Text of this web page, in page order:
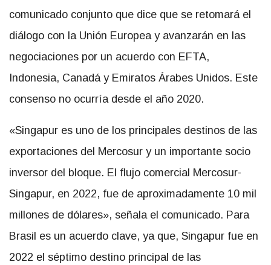
comunicado conjunto que dice que se retomará el
diálogo con la Unión Europea y avanzarán en las
negociaciones por un acuerdo con EFTA,
Indonesia, Canadá y Emiratos Árabes Unidos. Este
consenso no ocurría desde el año 2020.
«Singapur es uno de los principales destinos de las
exportaciones del Mercosur y un importante socio
inversor del bloque. El flujo comercial Mercosur-
Singapur, en 2022, fue de aproximadamente 10 mil
millones de dólares», señala el comunicado. Para
Brasil es un acuerdo clave, ya que, Singapur fue en
2022 el séptimo destino principal de las